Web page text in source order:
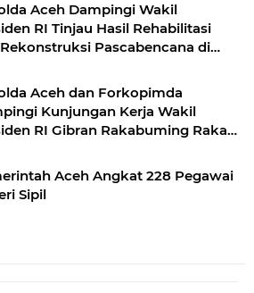
Aceh Dampingi Wakil
RI Tinjau Hasil Rehabilitasi
Pascabencana di
Aceh dan Forkopimda
Kunjungan Kerja Wakil
RI Gibran Rakabuming Raka
Aceh Angkat 228 Pegawai
Sipil